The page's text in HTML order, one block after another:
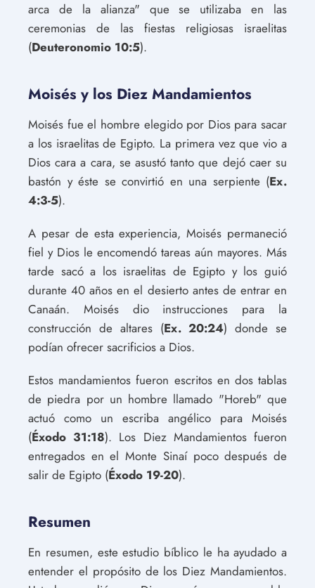
arca de la alianza" que se utilizaba en las
ceremonias de las fiestas religiosas israelitas
(Deuteronomio 10:5).
Moisés y los Diez Mandamientos
Moisés fue el hombre elegido por Dios para sacar
a los israelitas de Egipto. La primera vez que vio a
Dios cara a cara, se asustó tanto que dejó caer su
bastón y éste se convirtió en una serpiente (Ex.
4:3-5).
A pesar de esta experiencia, Moisés permaneció
fiel y Dios le encomendó tareas aún mayores. Más
tarde sacó a los israelitas de Egipto y los guió
durante 40 años en el desierto antes de entrar en
Canaán. Moisés dio instrucciones para la
construcción de altares (Ex. 20:24) donde se
podían ofrecer sacrificios a Dios.
Estos mandamientos fueron escritos en dos tablas
de piedra por un hombre llamado "Horeb" que
actuó como un escriba angélico para Moisés
(Éxodo 31:18). Los Diez Mandamientos fueron
entregados en el Monte Sinaí poco después de
salir de Egipto (Éxodo 19-20).
Resumen
En resumen, este estudio bíblico le ha ayudado a
entender el propósito de los Diez Mandamientos.